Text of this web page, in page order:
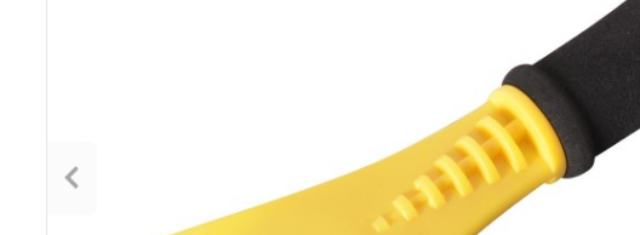
Poprzedni